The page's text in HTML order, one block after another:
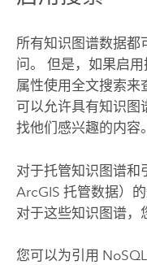
所有知识图谱数据都
问。 但是，如果启
属性使用全文搜索来
可以允许具有知识图
找他们感兴趣的内容。
对于托管知识图谱和
ArcGIS 托管数据）
对于这些知识图谱，
您可以为引用